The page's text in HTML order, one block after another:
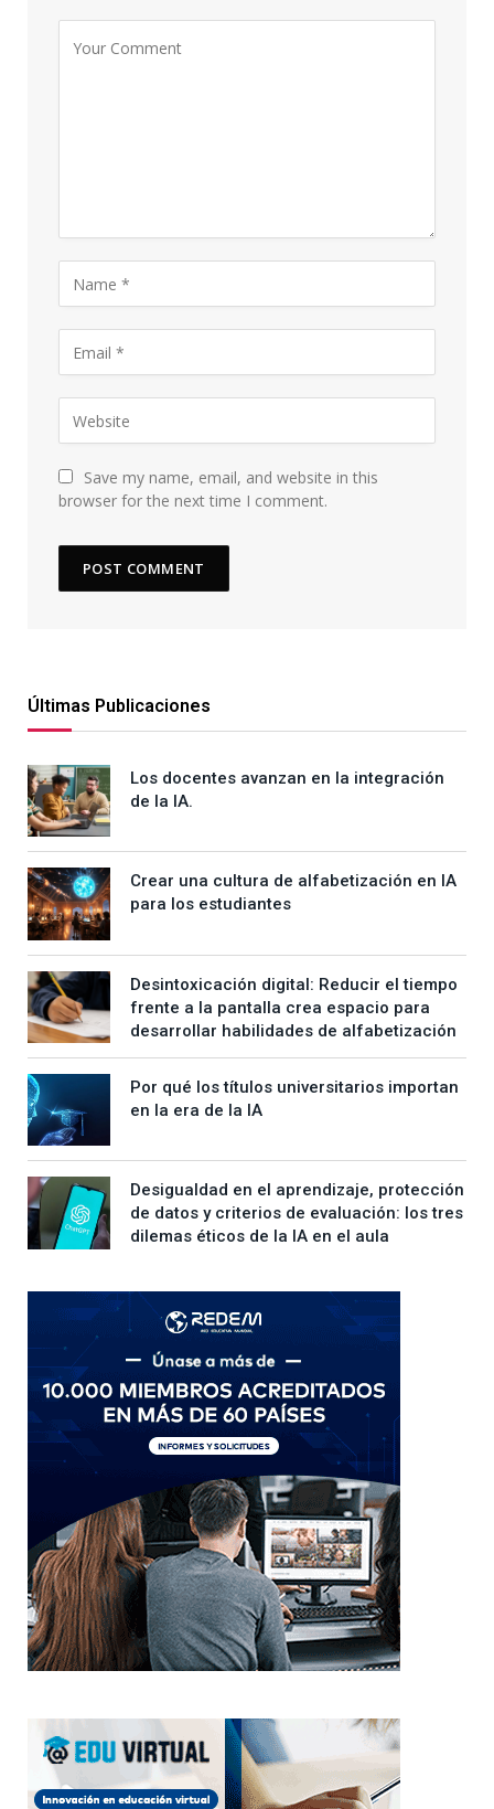
Save my name, email, and website in this
browser for the next time I comment.
Últimas Publicaciones
Los docentes avanzan en la integración
de la IA.
Crear una cultura de alfabetización en IA
para los estudiantes
Desintoxicación digital: Reducir el tiempo
frente a la pantalla crea espacio para
desarrollar habilidades de alfabetización
Por qué los títulos universitarios importan
en la era de la IA
Desigualdad en el aprendizaje, protección
de datos y criterios de evaluación: los tres
dilemas éticos de la IA en el aula